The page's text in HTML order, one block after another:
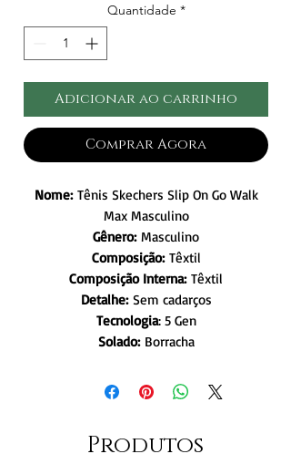
Quantidade *
Adicionar ao carrinho
Comprar Agora
Nome:Tênis Skechers Slip On Go Walk
Max Masculino
Gênero:Masculino
Composição:Têxtil
Composição Interna:Têxtil
Detalhe:Sem cadarços
Tecnologia: 5 Gen
Solado:Borracha
Produtos